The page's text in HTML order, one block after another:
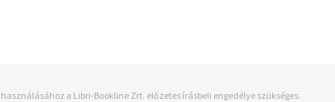
a Libri-Bookline Zrt. előzetes írásbeli engedélye szükséges.